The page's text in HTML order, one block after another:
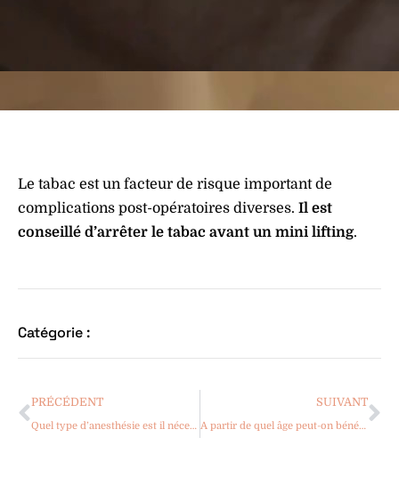
Le tabac est un facteur de risque important de
complications post-opératoires diverses. Il est
conseillé d’arrêter le tabac avant un mini lifting.
Catégorie :
PRÉCÉDENT
Quel type d’anesthésie est il nécessaire pour réaliser un mini lifting ?
SUIVANT
A partir de quel âge peut-on bénéficier d’un mini lifting ?